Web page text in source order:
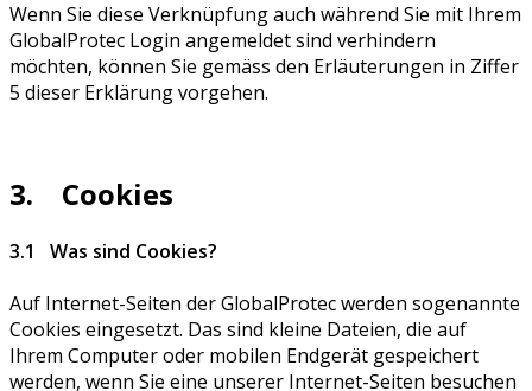
Wenn Sie diese Verknüpfung auch während Sie mit Ihrem
GlobalProtec Login angemeldet sind verhindern
möchten, können Sie gemäss den Erläuterungen in Ziffer
5 dieser Erklärung vorgehen.
3. Cookies
3.1 Was sind Cookies?
Auf Internet-Seiten der GlobalProtec werden sogenannte
Cookies eingesetzt. Das sind kleine Dateien, die auf
Ihrem Computer oder mobilen Endgerät gespeichert
werden, wenn Sie eine unserer Internet-Seiten besuchen